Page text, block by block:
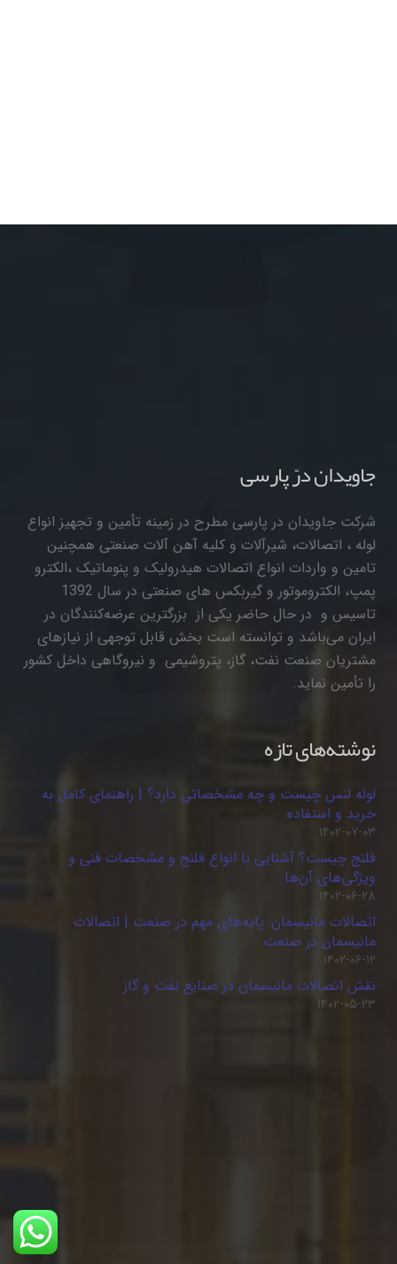
جاویدان درّ پارسی
شرکت جاویدان در پارسی مطرح در زمینه تأمین و تجهیز انواع
لوله ، اتصالات، شیرآلات و کلیه آهن آلات صنعتی همچنین
تامین و واردات انواع اتصالات هیدرولیک و پنوماتیک ،الکترو
پمپ، الکتروموتور و گیربکس های صنعتی در سال 1392
تاسیس و در حال حاضر یکی از بزرگترین عرضه‌کنندگان در
ایران می‌باشد و توانسته است بخش قابل توجهی از نیازهای
مشتریان صنعت نفت، گاز، پتروشیمی و نیروگاهی داخل کشور
را تأمین نماید.
نوشته‌های تازه
لوله لنس چیست و چه مشخصاتی دارد؟ | راهنمای کامل به
خرید و استفاده
۱۴۰۲-۰۷-۰۳
فلنج چیست؟ آشنایی با انواع فلنج و مشخصات فنی و
ویژگی‌های آن‌ها
۱۴۰۲-۰۶-۲۸
اتصالات مانیسمان: پایه‌های مهم در صنعت | اتصالات
مانیسمان در صنعت
۱۴۰۲-۰۶-۱۲
نقش اتصالات مانیسمان در صنایع نفت و گاز
۱۴۰۲-۰۵-۲۳